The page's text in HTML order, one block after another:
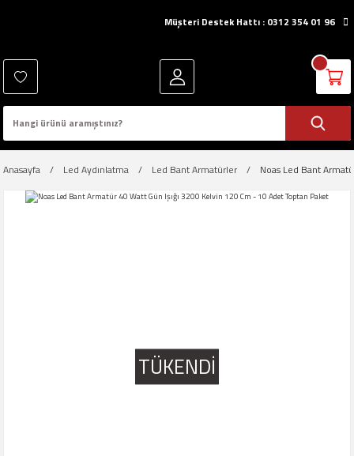
Müşteri Destek Hattı : 0312 354 01 96
Anasayfa Led Aydınlatma Led Bant Armatürler Noas Led Bant
TÜKENDİ